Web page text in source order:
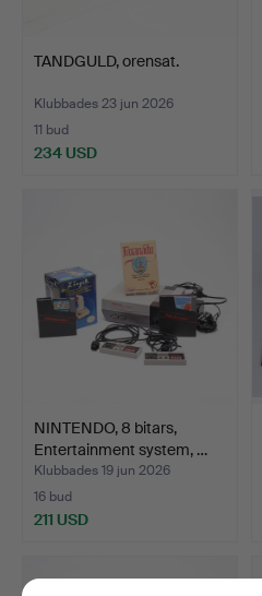
TANDGULD, orensat.
Klubbades 23 jun 2026
11 bud
234 USD
NINTENDO, 8 bitars,
Entertainment system, …
Klubbades 19 jun 2026
16 bud
211 USD